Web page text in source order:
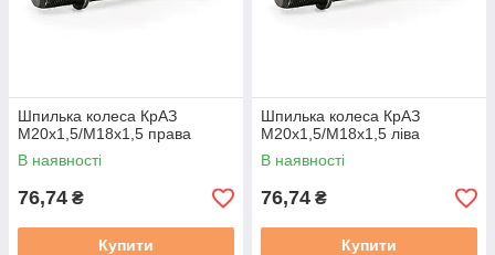
Шпилька колеса КрАЗ
М20х1,5/М18х1,5 права
В наявності
76,74 ₴
Купити
Шпилька колеса КрАЗ
М20х1,5/М18х1,5 ліва
В наявності
76,74 ₴
Купити